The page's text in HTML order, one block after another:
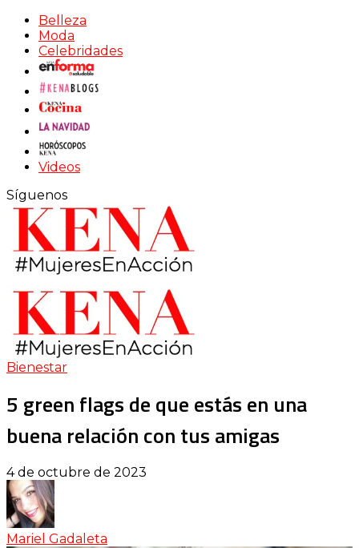
Belleza
Moda
Celebridades
Videos
Síguenos
Bienestar
5 green flags de que estás en una
buena relación con tus amigas
4 de octubre de 2023
Mariel Gadaleta